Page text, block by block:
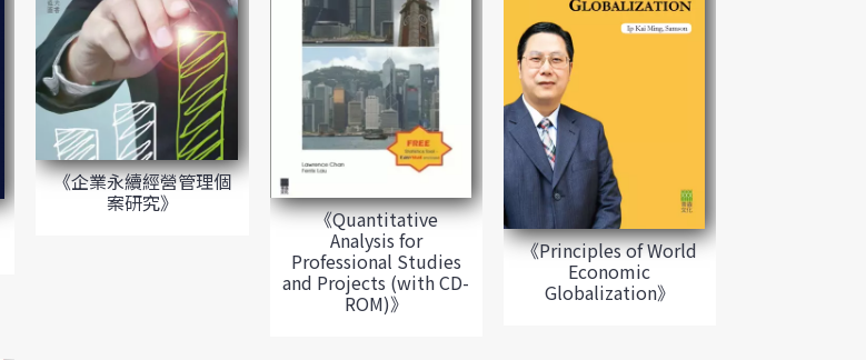
《企業永續經營管理個
案研究》
《Quantitative
Analysis for
Professional Studies
and Projects (with CD-
ROM)》
《Principles of World
Economic
Globalization》